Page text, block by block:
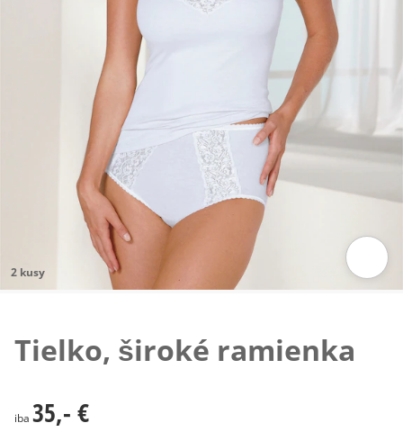
2 kusy
Tielko, široké ramienka
35,- €
iba 35,- €